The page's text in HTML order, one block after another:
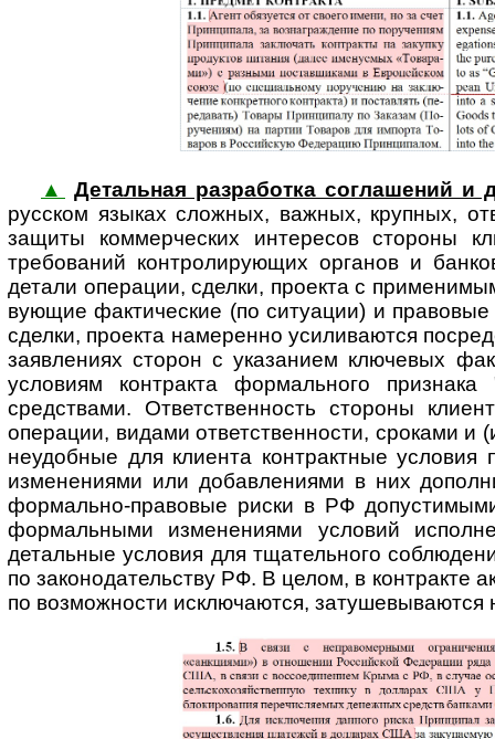
▲
Детальная разработка соглашений и
русском языках сложных, важных, крупных,
защиты коммер­ческих интересов стороны
требований конт­ро­ли­ру­ю­щих органов и
детали операции, сделки, проекта с
ву­ю­щие факти­ческие (по ситуации) и
сделки, проекта намеренно усили­ваются
заявлениях сторон с указанием ключевых
условиям контракта формаль­ного
средствами. Ответст­венность стороны
операции, видами ответственности, сроками
неудобные для клиента конт­рактные
изменениями или добав­лениями в них
формаль­но-пра­вовые риски в РФ
формаль­ными измене­ниями условий
детальные условия для тщатель­ного
по зако­но­да­тель­ству РФ. В целом, в контракте
по возможности исключаются, затуше­выва­ются